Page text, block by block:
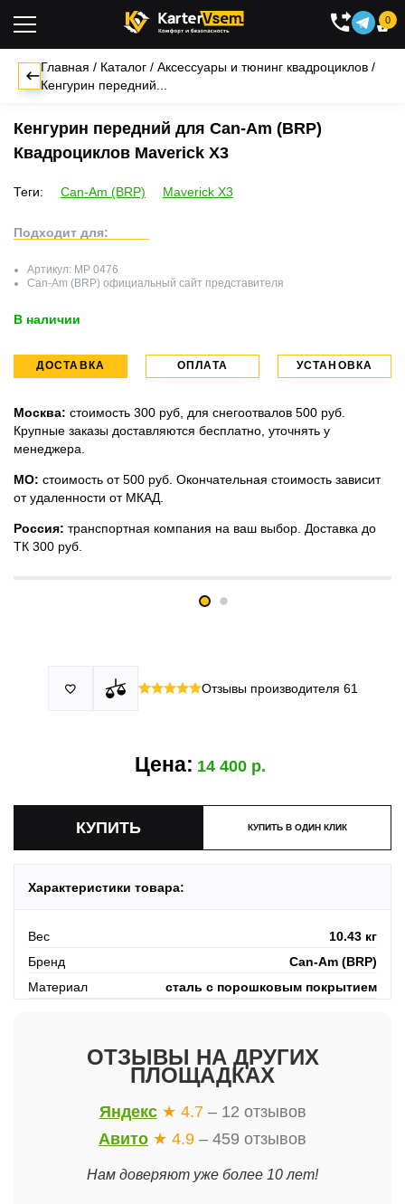

0
Главная / Каталог / Аксессуары и тюнинг квадроциклов /
Кенгурин передний...
Кенгурин передний для Can-Am (BRP)
Квадроциклов Maverick X3
Теги: Can-Am (BRP) Maverick X3
Подходит для:
Артикул: MP 0476
Can-Am (BRP) официальный сайт представителя
В наличии
ДОСТАВКА ОПЛАТА УСТАНОВКА
Москва: стоимость 300 руб, для снегоотвалов 500 руб.
Крупные заказы доставляются бесплатно, уточнять у
менеджера.
МО: стоимость от 500 руб. Окончательная стоимость зависит
от удаленности от МКАД.
Россия: транспортная компания на ваш выбор. Доставка до
ТК 300 руб.
Принимаем все виды оплаты в том числе переводы и СПБ.
По России: оплата производится до момента отгрузки в ТК.
У нас 2 установочных центра:г. Москва, ул. Привольная д 2,
скидка 25%
 Отзывы производителя 61
Цена: 14 400
КУПИТЬ В ОДИН КЛИК
Характеристики товара:
Вес
10.43 кг
Бренд
Can-Am (BRP)
Материал
сталь с порошковым покрытием
ОТЗЫВЫ НА ДРУГИХ
ПЛОЩАДКАХ
Яндекс ★ 4.7 – 12 отзывов
Авито ★ 4.9 – 459 отзывов
Нам доверяют уже более 10 лет!